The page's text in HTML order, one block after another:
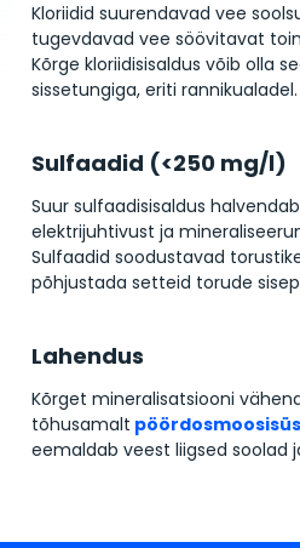
Kloriidid suurendavad vee
tugevdavad vee söövitavat
Kõrge kloriidisisaldus võib olla
sissetungiga, eriti rannikualadel.
Sulfaadid (<250 mg/l)
Suur sulfaadisisaldus
elektrijuhtivust ja
Sulfaadid soodustavad
põhjustada setteid torude
Lahendus
Kõrget mineralisatsiooni
tõhusamalt
eemaldab veest liigsed soolad